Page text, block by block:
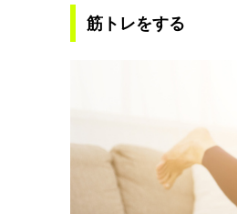
筋トレをする